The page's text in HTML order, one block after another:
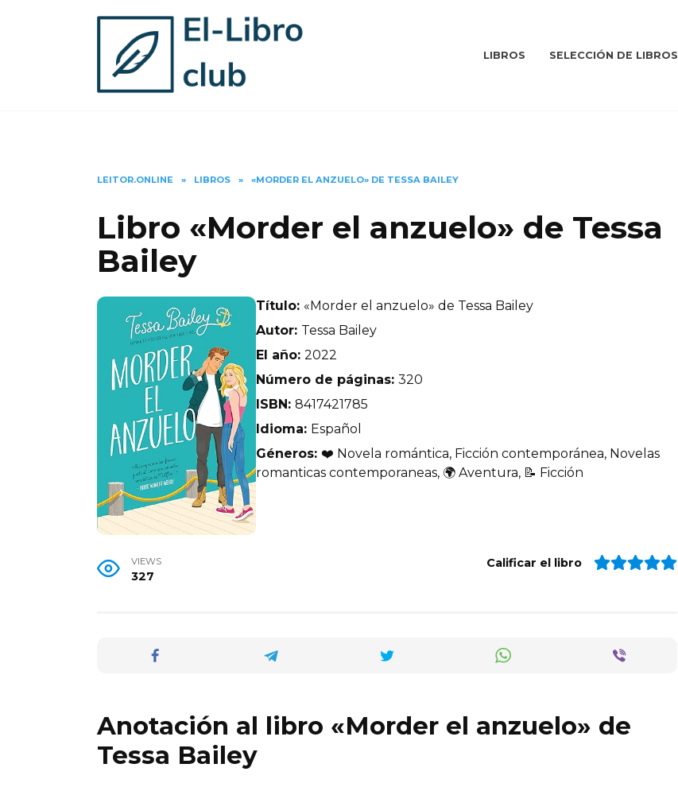
LIBROS SELECCIÓN DE LIBROS
LEITOR.ONLINE » LIBROS » «MORDER EL ANZUELO» DE TESSA BAILEY
Libro «Morder el anzuelo» de Tessa
Bailey
Título: «Morder el anzuelo» de Tessa Bailey
Autor: Tessa Bailey
El año: 2022
Número de páginas: 320
ISBN: 8417421785
Idioma: Español
Géneros: ❤️ Novela romántica, Ficción contemporánea, Novelas
romanticas contemporaneas, 🌍 Aventura, 📝 Ficción
VIEWS
327
Calificar el libro
Anotación al libro «Morder el anzuelo» de
Tessa Bailey